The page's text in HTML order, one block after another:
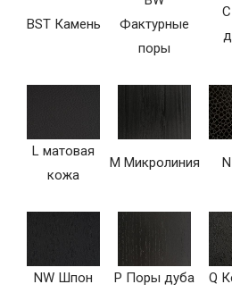
BST Камень
Фактурные
поры
L матовая
кожа
M Микролиния
NW Шпон P Поры дуба Q